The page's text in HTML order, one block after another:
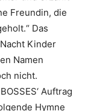
Freundin, die
Das
Kinder
Namen
nicht.
Auftrag
Hymne